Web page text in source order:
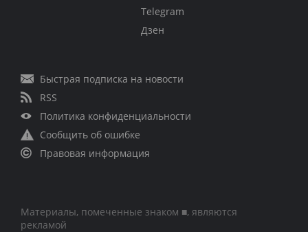
Telegram
Дзен
Быстрая подписка на новости
RSS
Политика конфиденциальности
Сообщить об ошибке
Правовая информация
Материалы, помеченные знаком ■, являются
рекламой